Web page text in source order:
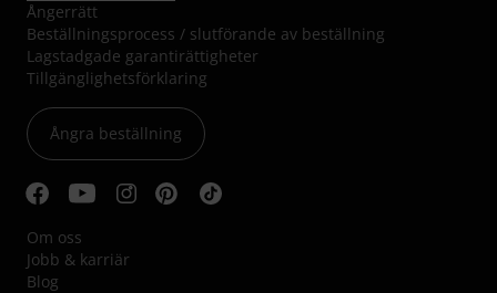
Ångerrätt
Beställningsprocess / slutförande av beställning
Lagstadgade garantirättigheter
Tillgänglighetsförklaring
Ångra beställning
Om oss
Jobb & karriär
Blog